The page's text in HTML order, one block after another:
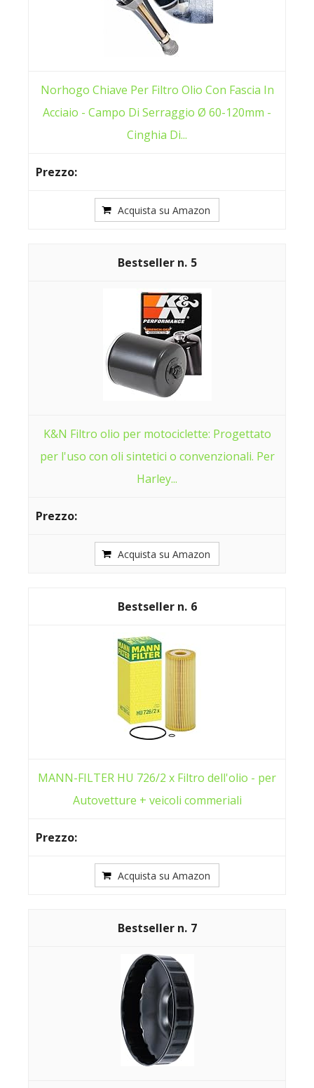
Norhogo Chiave Per Filtro Olio Con Fascia In
Acciaio - Campo Di Serraggio Ø 60-120mm -
Cinghia Di...
Acquista su Amazon
5
K&N Filtro olio per motociclette: Progettato
per l'uso con oli sintetici o convenzionali. Per
Harley...
Acquista su Amazon
6
MANN-FILTER HU 726/2 x Filtro dell'olio - per
Autovetture + veicoli commeriali
Acquista su Amazon
7